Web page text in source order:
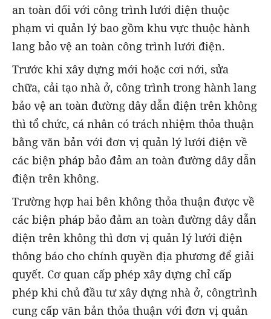
an toàn đối với công trình lưới điện thuộc
phạm vi quản lý bao gồm khu vực thuộc hành
lang bảo vệ an toàn công trình lưới điện.
Trước khi xây dựng mới hoặc cơi nới, sửa
chữa, cải tạo nhà ở, công trình trong hành lang
bảo vệ an toàn đường dây dẫn điện trên không
thì tổ chức, cá nhân có trách nhiệm thỏa thuận
bằng văn bản với đơn vị quản lý lưới điện về
các biện pháp bảo đảm an toàn đường dây dẫn
điện trên không.
Trường hợp hai bên không thỏa thuận được về
các biện pháp bảo đảm an toàn đường dây dẫn
điện trên không thì đơn vị quản lý lưới điện
thông báo cho chính quyền địa phương để giải
quyết. Cơ quan cấp phép xây dựng chỉ cấp
phép khi chủ đầu tư xây dựng nhà ở, côngtrình
cung cấp văn bản thỏa thuận với đơn vị quản